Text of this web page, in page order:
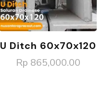
U Ditch 60x70x120
Rp 865,000.00